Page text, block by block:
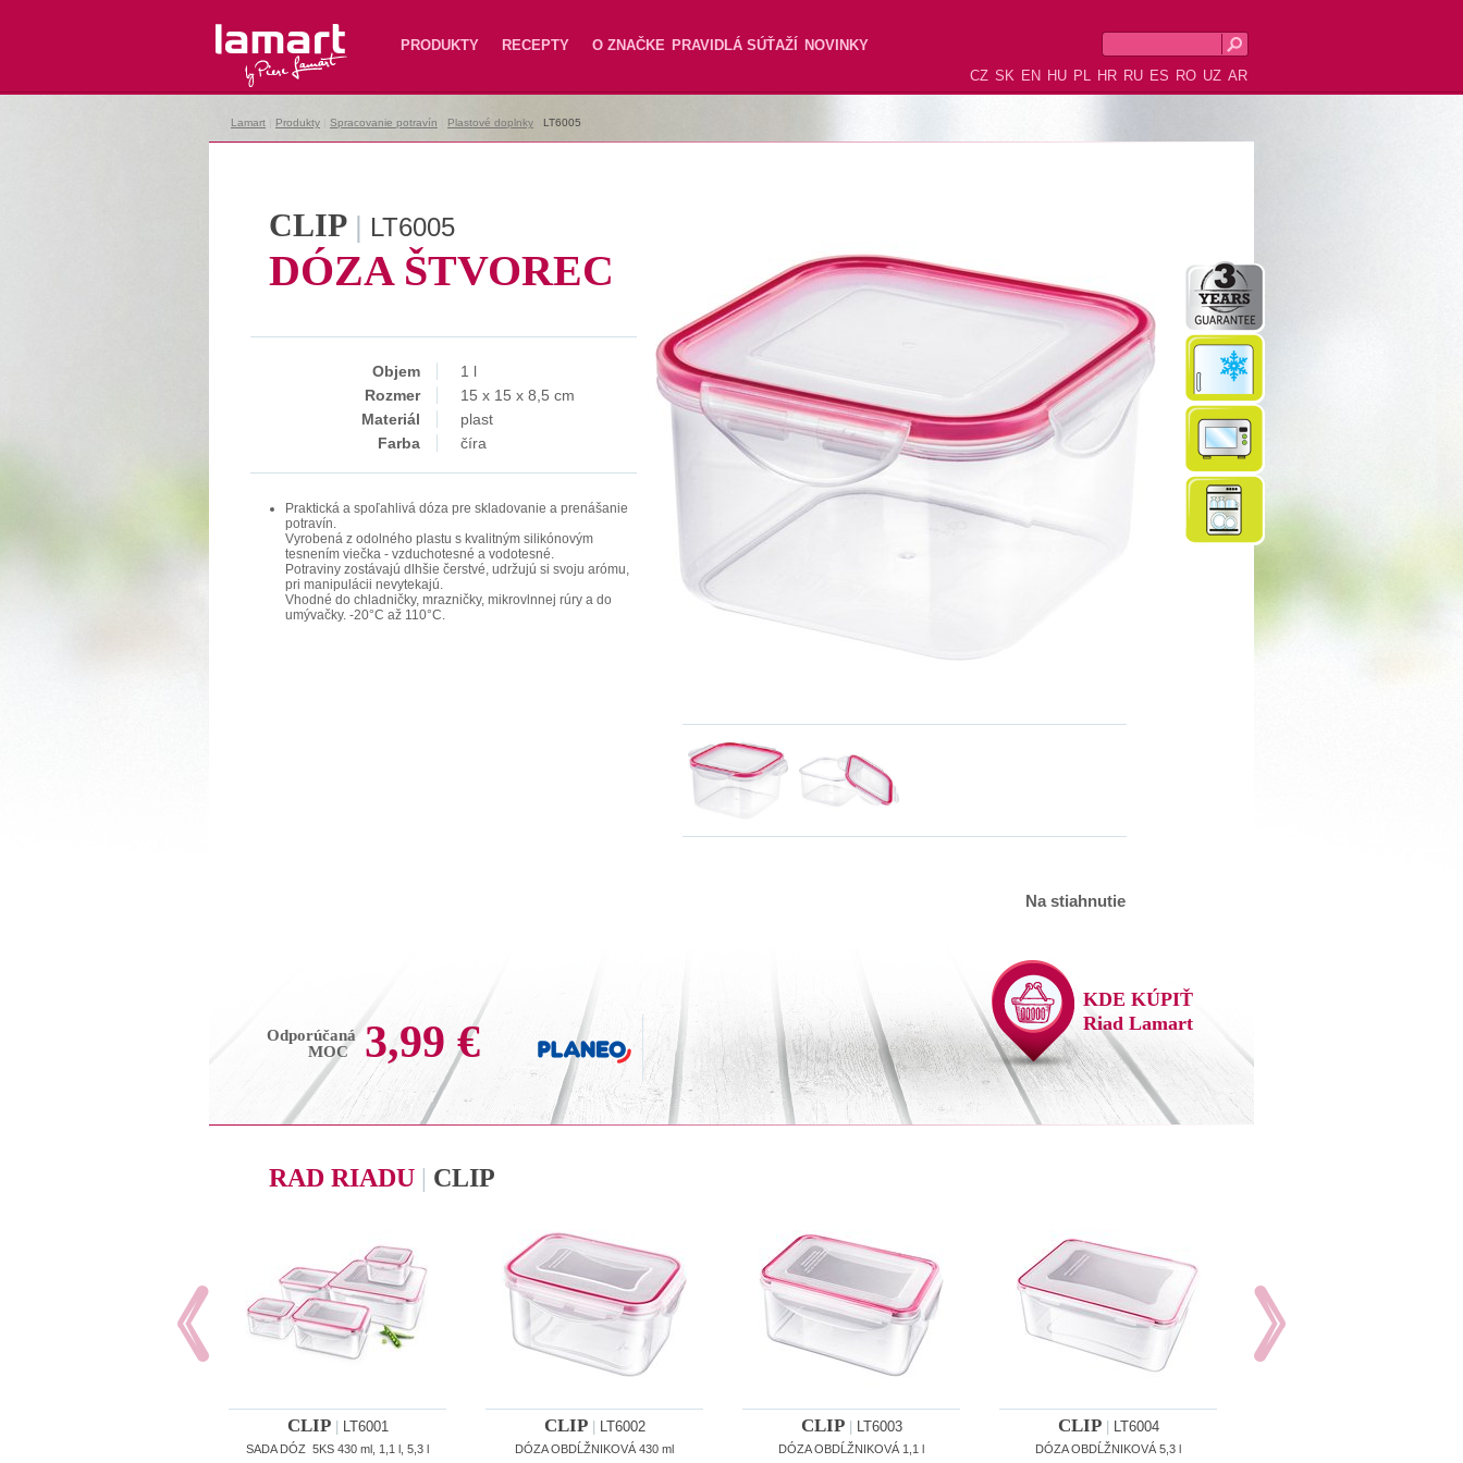
Lamart PRODUKTY RECEPTY O ZNAČKE PRAVIDLÁ SÚŤAŽÍ
NOVINKY
CZ SK EN HU PL HR RU ES RO UZ AR
Lamart Produkty Spracovanie potravín Plastové doplnky LT6005
Na stiahnutie
CLIP | LT6005
DÓZA ŠTVOREC
Objem
1 l
Rozmer
15 x 15 x 8,5 cm
Materiál
plast
Farba
číra
Praktická a spoľahlivá dóza pre skladovanie a prenášanie
potravín.
Vyrobená z odolného plastu s kvalitným silikónovým
tesnením viečka - vzduchotesné a vodotesné.
Potraviny zostávajú dlhšie čerstvé, udržujú si svoju arómu,
pri manipulácii nevytekajú.
Vhodné do chladničky, mrazničky, mikrovlnnej rúry a do
umývačky. -20°C až 110°C.
Odporúčaná
MOC
3,99 €
KDE KÚPIŤ
Riad Lamart
RAD RIADU | CLIP
CLIP| LT6001
SADA DÓZ 5KS 430 ml, 1,1 l, 5,3 l
CLIP| LT6002
DÓZA OBDĹŽNIKOVÁ 430 ml
CLIP| LT6003
DÓZA OBDĹŽNIKOVÁ 1,1 l
CLIP| LT6004
DÓZA OBDĹŽNIKOVÁ 5,3 l